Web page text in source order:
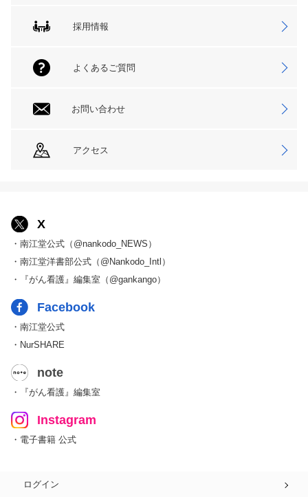
採用情報
よくあるご質問
お問い合わせ
アクセス
X
・南江堂公式（@nankodo_NEWS）
・南江堂洋書部公式（@Nankodo_Intl）
・『がん看護』編集室（@gankango）
Facebook
・南江堂公式
・NurSHARE
note
・『がん看護』編集室
Instagram
・電子書籍 公式
ログイン